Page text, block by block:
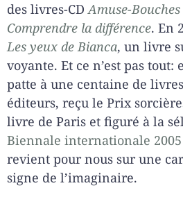
des livres-CDAmuse-Bouches
Comprendre la différence. En
Les yeux de Bianca, un livre
voyante. Et ce n’est pas tout:
patte à une centaine de
éditeurs, reçu le Prix
livre de Paris et figuré à la
Biennale internationale
revient pour nous sur une
signe de l’imaginaire.